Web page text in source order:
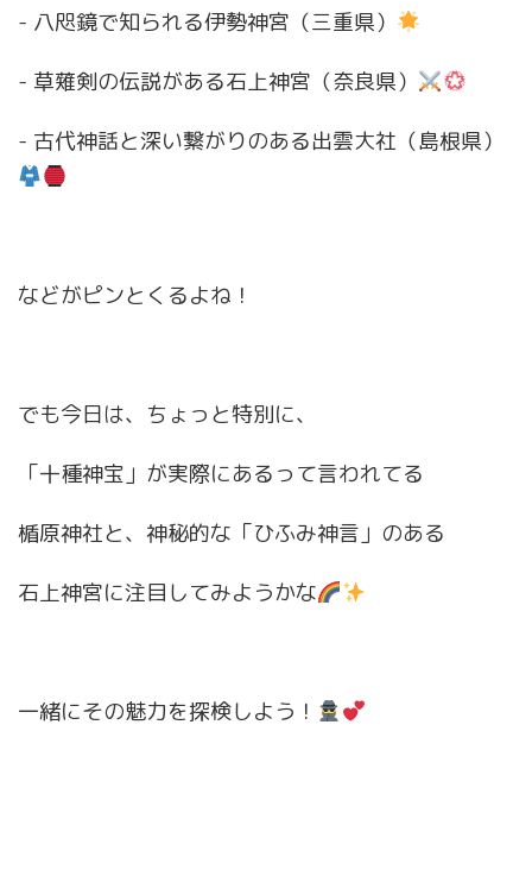
- 八咫鏡で知られる伊勢神宮（三重県）
- 草薙剣の伝説がある石上神宮（奈良県）
- 古代神話と深い繋がりのある出雲大社（島根県）
などがピンとくるよね！
でも今日は、ちょっと特別に、
「十種神宝」が実際にあるって言われてる
楯原神社と、神秘的な「ひふみ神言」のある
石上神宮に注目してみようかな
一緒にその魅力を探検しよう！